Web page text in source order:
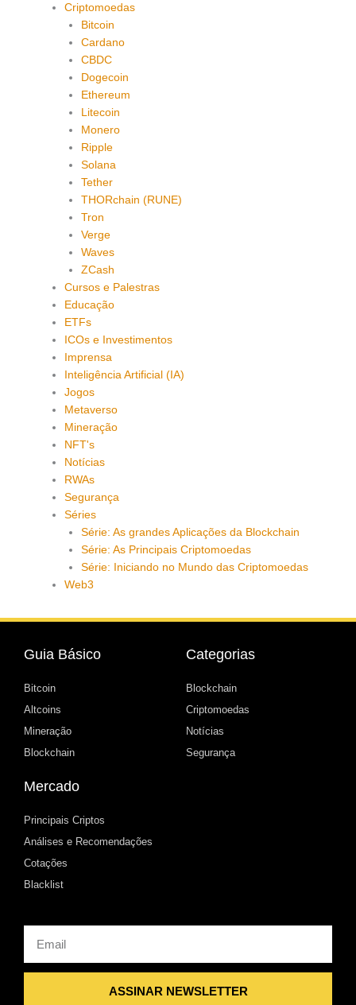
Criptomoedas
Bitcoin
Cardano
CBDC
Dogecoin
Ethereum
Litecoin
Monero
Ripple
Solana
Tether
THORchain (RUNE)
Tron
Verge
Waves
ZCash
Cursos e Palestras
Educação
ETFs
ICOs e Investimentos
Imprensa
Inteligência Artificial (IA)
Jogos
Metaverso
Mineração
NFT's
Notícias
RWAs
Segurança
Séries
Série: As grandes Aplicações da Blockchain
Série: As Principais Criptomoedas
Série: Iniciando no Mundo das Criptomoedas
Web3
Guia Básico
Bitcoin
Altcoins
Mineração
Blockchain
Categorias
Blockchain
Criptomoedas
Notícias
Segurança
Mercado
Principais Criptos
Análises e Recomendações
Cotações
Blacklist
ASSINAR NEWSLETTER